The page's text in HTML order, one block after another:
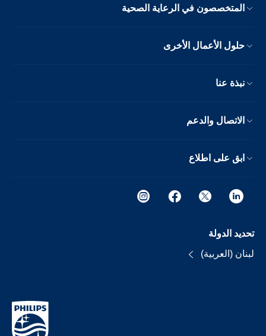
المتخصصون في الرعاية الصحية
حلول الأعمال الأخرى
نبذة عنا
الاتصال والدعم
ابق على اطلاع
تحديد الدولة
لبنان (العربية)